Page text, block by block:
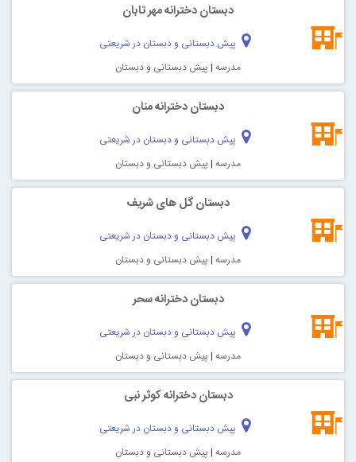
دبستان دخترانه مهر تابان
پیش دبستانی و دبستان در شریعتی
مدرسه | پیش دبستانی و دبستان
دبستان دخترانه منان
پیش دبستانی و دبستان در شریعتی
مدرسه | پیش دبستانی و دبستان
دبستان گل های شریف
پیش دبستانی و دبستان در شریعتی
مدرسه | پیش دبستانی و دبستان
دبستان دخترانه سحر
پیش دبستانی و دبستان در شریعتی
مدرسه | پیش دبستانی و دبستان
دبستان دخترانه کوثر نبی
پیش دبستانی و دبستان در شریعتی
مدرسه | پیش دبستانی و دبستان